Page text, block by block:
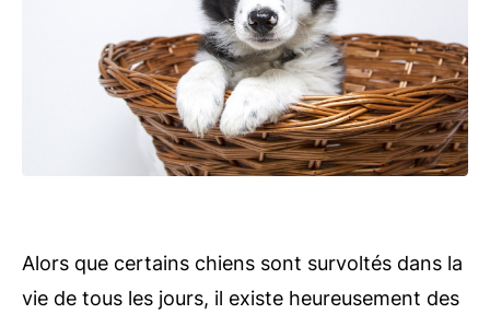
Alors que certains chiens sont survoltés dans la
vie de tous les jours, il existe heureusement des